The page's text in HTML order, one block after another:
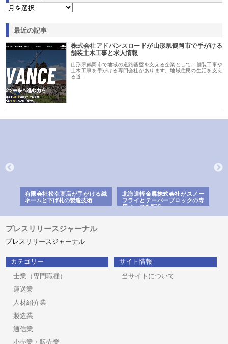
最近の記事
株式会社アドバンスロードが山形県鶴岡市で手がける
舗装土木工事と求人情報
山形県鶴岡市で地域の道路基盤を支える企業として、舗装工事や
土木工事を手がける専門会社があります。地域住民の生活を支え
る道…
有限会社松幸商店が手がける織
ネームと下げ札の製造技術
北海道軽金属株式会社がスノー
フライとテーパーブロックの専
用ページを新設
プレスリリースジャーナル
プレスリリースジャーナル
カテゴリー
士業（専門職種）
運送業
人材紹介業
製造業
通信業
小売業・販売業
サイト情報
当サイトについて